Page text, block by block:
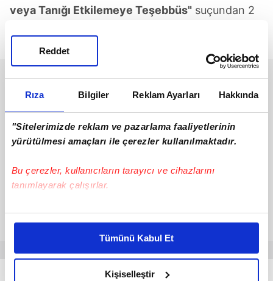
Rıza Bilgiler Reklam Ayarları Hakkında
"Sitelerimizde reklam ve pazarlama faaliyetlerinin
yürütülmesi amaçları ile çerezler kullanılmaktadır.
Bu çerezler, kullanıcıların tarayıcı ve cihazlarını
tanımlayarak çalışırlar.
Bu çerezlere izin vermeniz halinde sizlere özel
daha iyi reklam deneyimi yaşatabiliriz. Bunu yaparken
amacımızın size daha iyi bir reklam deneyimi sunmak
olduğunu ve sizlere en iyi içerikleri sunabilmek adına
Tümünü Kabul Et
Kişiselleştir
Reddet
veya Tanığı Etkilemeye Teşebbüs" suçundan 2